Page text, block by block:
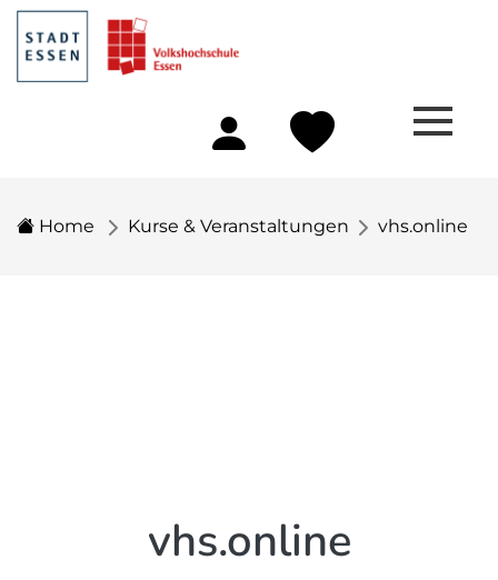
Home Kurse & Veranstaltungen vhs.online
vhs.online